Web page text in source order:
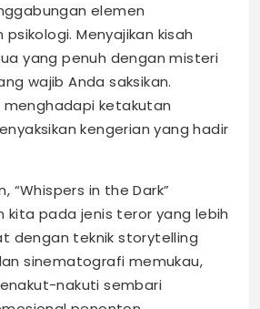
elemen
Menyajikan kisah
yang penuh dengan misteri
wajib Anda saksikan.
menghadapi ketakutan
kengerian yang hadir
“Whispers in the Dark”
kita pada jenis teror yang lebih
dengan teknik storytelling
sinematografi memukau,
nakuti sembari